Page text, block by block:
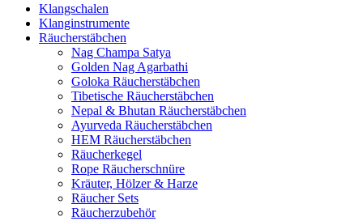
Klangschalen
Klanginstrumente
Räucherstäbchen
Nag Champa Satya
Golden Nag Agarbathi
Goloka Räucherstäbchen
Tibetische Räucherstäbchen
Nepal & Bhutan Räucherstäbchen
Ayurveda Räucherstäbchen
HEM Räucherstäbchen
Räucherkegel
Rope Räucherschnüre
Kräuter, Hölzer & Harze
Räucher Sets
Räucherzubehör